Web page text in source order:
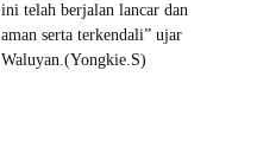
ini telah berjalan lancar dan
aman serta terkendali” ujar
Waluyan.(Yongkie.S)